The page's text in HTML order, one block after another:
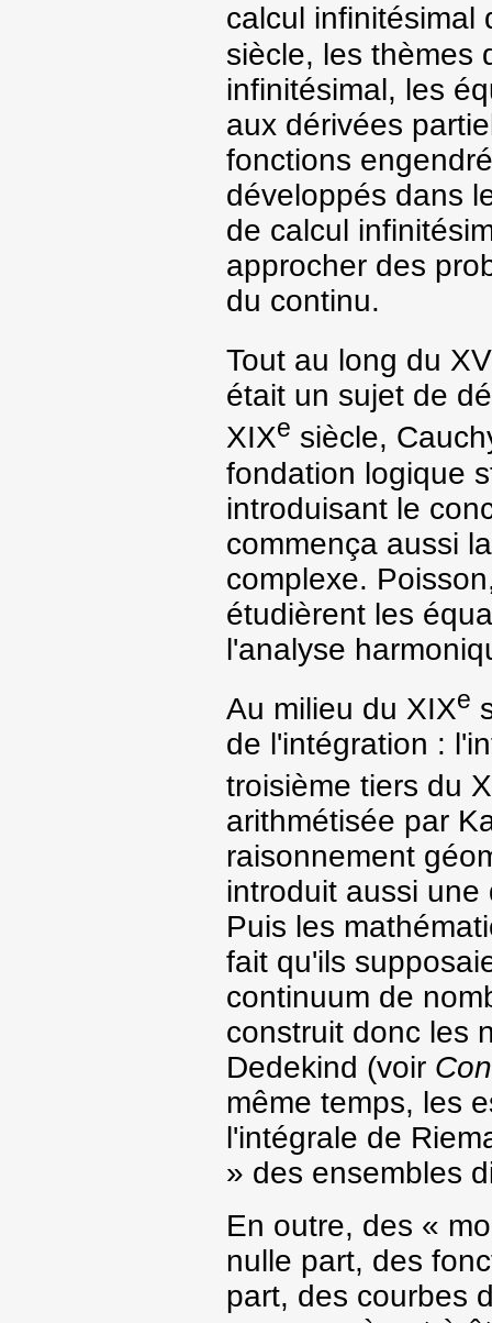
calcul
siècle, les thèmes
infinitésimal, les
aux dérivées
fonctions
développés dans
de calcul
approcher des
du continu.
Tout au long du
était un sujet de
XIXe siècle,
fondation logique
introduisant le
commença aussi
complexe.
étudièrent les
l'analyse
Au milieu du XIXe
de l'intégration :
troisième tiers du
arithmétisée par
raisonnement
introduit aussi une
Puis les
fait qu'ils
continuum de
construit donc les
Dedekind (voir
même temps, les
l'intégrale de
» des ensembles
En outre, des «
nulle part, des
part, des courbes